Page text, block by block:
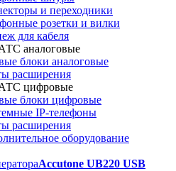
и переходники
розетки и вилки
для кабеля
аналоговые
блоки аналоговые
расширения
цифровые
блоки цифровые
IP-телефоны
расширения
оборудование
Accutone UB220 USB